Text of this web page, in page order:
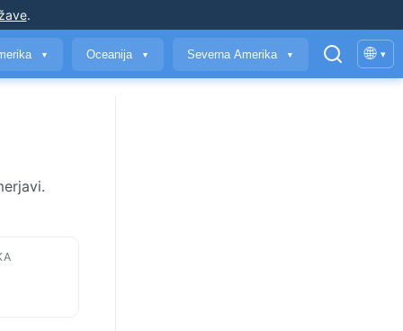
.
▼ Oceanija ▼ Severna Amerika ▼ 🌐 ▾